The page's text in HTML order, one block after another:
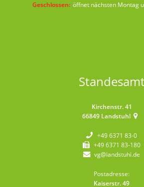
Klicken, um weitere Öffnungs- oder
Geschlossen: öffnet nächsten Montag
Standesamt
Kirchenstr. 41
66849 Landstuhl
+49 6371 83-0
+49 6371 83-180
vg@landstuhl.de
Postadresse:
Kaiserstr. 49